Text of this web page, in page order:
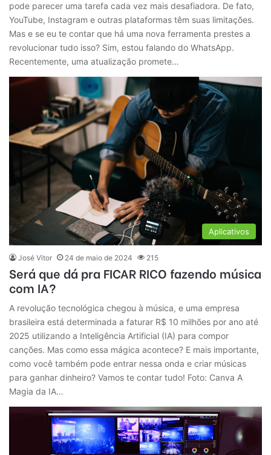
pode parecer uma tarefa cada vez mais desafiadora. De fato,
YouTube, Instagram e outras plataformas têm suas limitações.
Mas e se eu te contar que há uma nova ferramenta prestes a
revolucionar tudo isso? Sim, estou falando do WhatsApp.
Recentemente, uma atualização promete…
Aplicativos
José Vitor 24 de maio de 2024 215
Será que dá pra FICAR RICO fazendo música
com IA?
A revolução tecnológica chegou à música, e uma empresa
brasileira está determinada a faturar R$ 10 milhões por ano até
2025 utilizando a Inteligência Artificial (IA) para compor
canções. Mas como essa mágica acontece? E mais importante,
como você também pode entrar nessa onda e criar músicas
para ganhar dinheiro? Vamos te contar tudo! Foto: Canva A
Magia da IA…